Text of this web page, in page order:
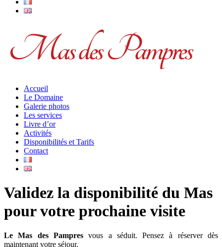
Accueil
Le Domaine
Galerie photos
Les services
Livre d’or
Activités
Disponibilités et Tarifs
Contact
Validez la disponibilité du Mas
pour votre prochaine visite
Le Mas des Pampresvous a séduit. Pensez à réserver dès
maintenant votre séjour.